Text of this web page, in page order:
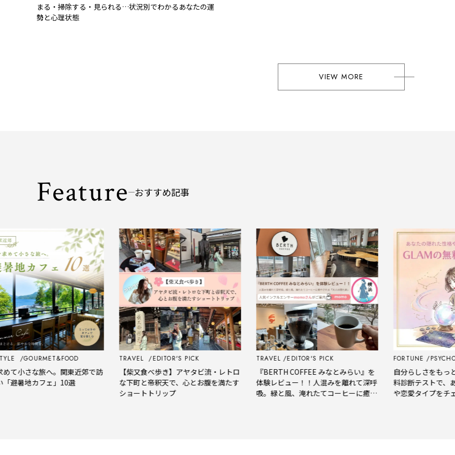
まる・掃除する・見られる…状況別でわかるあなたの運
勢と心理状態
VIEW MORE
Feature おすすめ記事
へ。関東近郊で訪
ェ」10選
EDITOR'S PICK
【柴又食べ歩き】アヤタビ流・レトロ
な下町と帝釈天で、心とお腹を満たす
ショートトリップ
EDITOR'S PICK
『BERTH COFFEE みなとみらい』を
体験レビュー！！人混みを離れて深呼
吸。緑と風、淹れたてコーヒーに癒や
PSYCHOLOGY TEST
自分らしさをもっと知る。
料診断テストで、あなたの隠
や恋愛タイプをチェック